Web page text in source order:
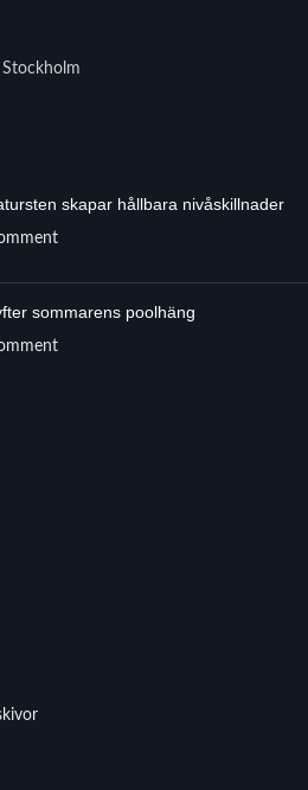
skapar hållbara nivåskillnader
sommarens poolhäng